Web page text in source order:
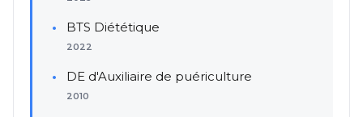
BTS Diététique
2022
DE d'Auxiliaire de puériculture
2010